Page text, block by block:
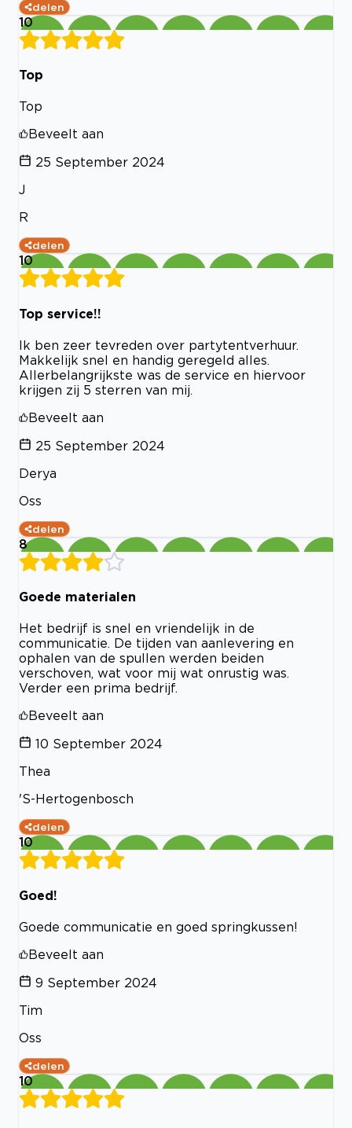
delen
10
Top
Top
Beveelt aan
25 September 2024
J
R
delen
10
Top service!!
Ik ben zeer tevreden over partytentverhuur.
Makkelijk snel en handig geregeld alles.
Allerbelangrijkste was de service en hiervoor
krijgen zij 5 sterren van mij.
Beveelt aan
25 September 2024
Derya
Oss
delen
8
Goede materialen
Het bedrijf is snel en vriendelijk in de
communicatie. De tijden van aanlevering en
ophalen van de spullen werden beiden
verschoven, wat voor mij wat onrustig was.
Verder een prima bedrijf.
Beveelt aan
10 September 2024
Thea
'S-Hertogenbosch
delen
10
Goed!
Goede communicatie en goed springkussen!
Beveelt aan
9 September 2024
Tim
Oss
delen
10